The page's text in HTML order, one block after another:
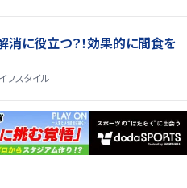
消に役立つ？！効果的に間食を
フスタイル